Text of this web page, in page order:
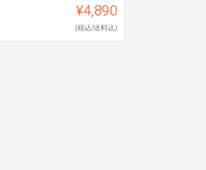
¥4,890
(税込/送料込)